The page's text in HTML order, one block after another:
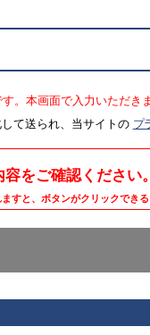
。本画面で入力いただき
て送られ、当サイトの プ
をご確認ください。
すと、ボタンがクリックできる